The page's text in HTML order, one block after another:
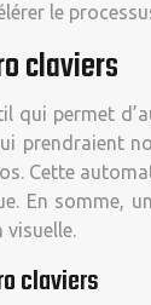
le
claviers
qui permet
prendraient
Cette
En somme,
claviers